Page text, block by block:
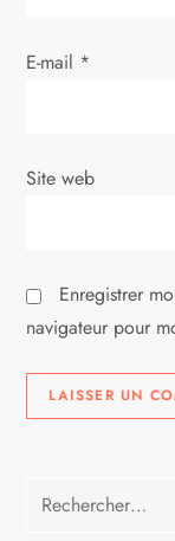
r
i
l
e
E-mail *
Site web
Enregistrer
navigateur pour
Rechercher :